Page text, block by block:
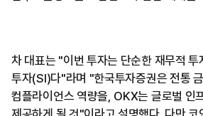
차 대표는 "이번 투자는 단순한 재무적
투자(SI)다"라며 "한국투자증권은 전통
컴플라이언스 역량을, OKX는 글로벌 인